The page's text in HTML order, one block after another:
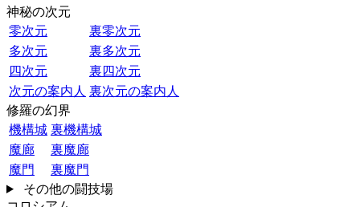
神秘の次元
零次元
裏零次元
多次元
裏多次元
四次元
裏四次元
次元の案内人 裏次元の案内人
修羅の幻界
機構城 裏機構城
魔廊
裏魔廊
魔門
裏魔門
その他の闘技場